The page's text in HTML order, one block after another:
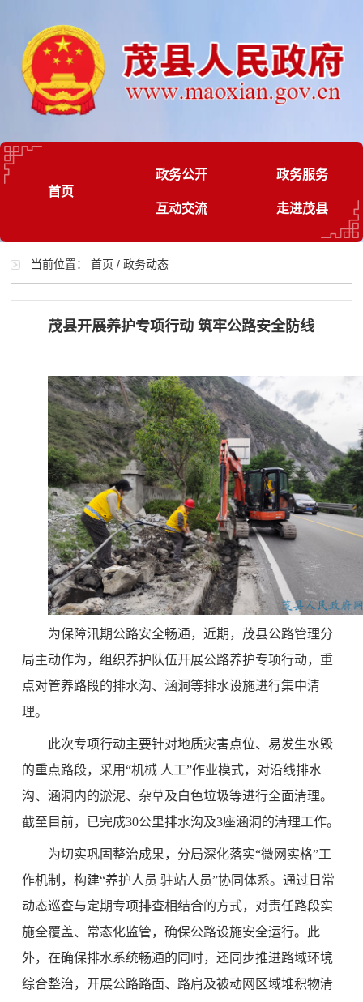
首页
政务公开 政务服务
互动交流 走进茂县
当前位置：首页 /政务动态
茂县开展养护专项行动 筑牢公路安全防线
为保障汛期公路安全畅通，近期，茂县公路管理分
局主动作为，组织养护队伍开展公路养护专项行动，重
点对管养路段的排水沟、涵洞等排水设施进行集中清
理。
此次专项行动主要针对地质灾害点位、易发生水毁
的重点路段，采用“机械 人工”作业模式，对沿线排水
沟、涵洞内的淤泥、杂草及白色垃圾等进行全面清理。
截至目前，已完成30公里排水沟及3座涵洞的清理工作。
为切实巩固整治成果，分局深化落实“微网实格”工
作机制，构建“养护人员 驻站人员”协同体系。通过日常
动态巡查与定期专项排查相结合的方式，对责任路段实
施全覆盖、常态化监管，确保公路设施安全运行。此
外，在确保排水系统畅通的同时，还同步推进路域环境
综合整治，开展公路路面、路肩及被动网区域堆积物清